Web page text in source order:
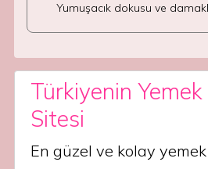
Yumuşacık dokusu ve
Türkiyenin
Sitesi
En güzel ve kolay